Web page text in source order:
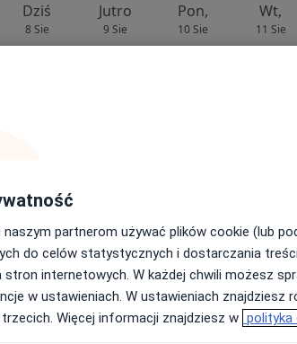
Dziś
8 Sie
Jutro
9 Sie
Pon,
10 Sie
Wt,
11 Sie
Dziś Jutro Pon, Wt,
11 Sie
partnerom używać plików cookie (lub
do celów statystycznych i dostarczania
stron internetowych. W każdej chwili możesz
w ustawieniach. W ustawieniach znajdziesz
Więcej informacji znajdziesz w polityka